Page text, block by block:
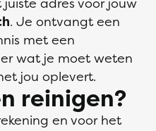
. Je ontvangt een
met een
wat je moet weten
jou oplevert.
reinigen?
en voor het